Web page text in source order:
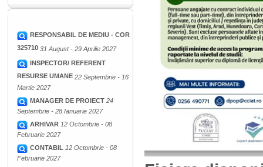
RESPONSABIL DE MEDIU - COR
325710 31 August - 29 Aprilie 2027
INSPECTOR/ REFERENT
RESURSE UMANE 22 Septembrie - 16
Martie 2027
MANAGER DE PROIECT 24
Septembrie - 28 Ianuarie 2027
ARHIVAR 12 Octombrie - 08
Februarie 2027
CONTABIL 12 Octombrie - 08
Februarie 2027